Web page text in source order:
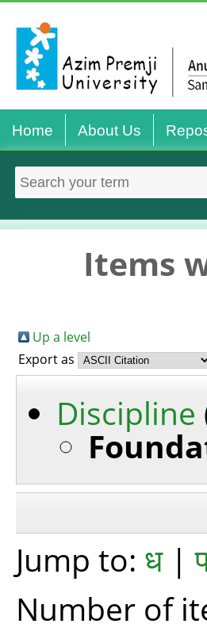
Home About Us
Items
Up a level
Export as
Discipline
Jump to: ध|
Number of